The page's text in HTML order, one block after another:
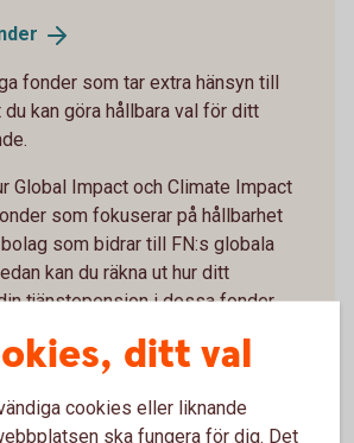
fonder som tar extra hänsyn till
kan göra hållbara val för ditt
Global Impact och Climate Impact
som fokuserar på hållbarhet
som bidrar till FN:s globala
kan du räkna ut hur ditt
tjänstepension i dessa fonder
Placera din tjänstepension med
robur.se)
ditt val
cookies eller liknande
ska fungera för dig. Det